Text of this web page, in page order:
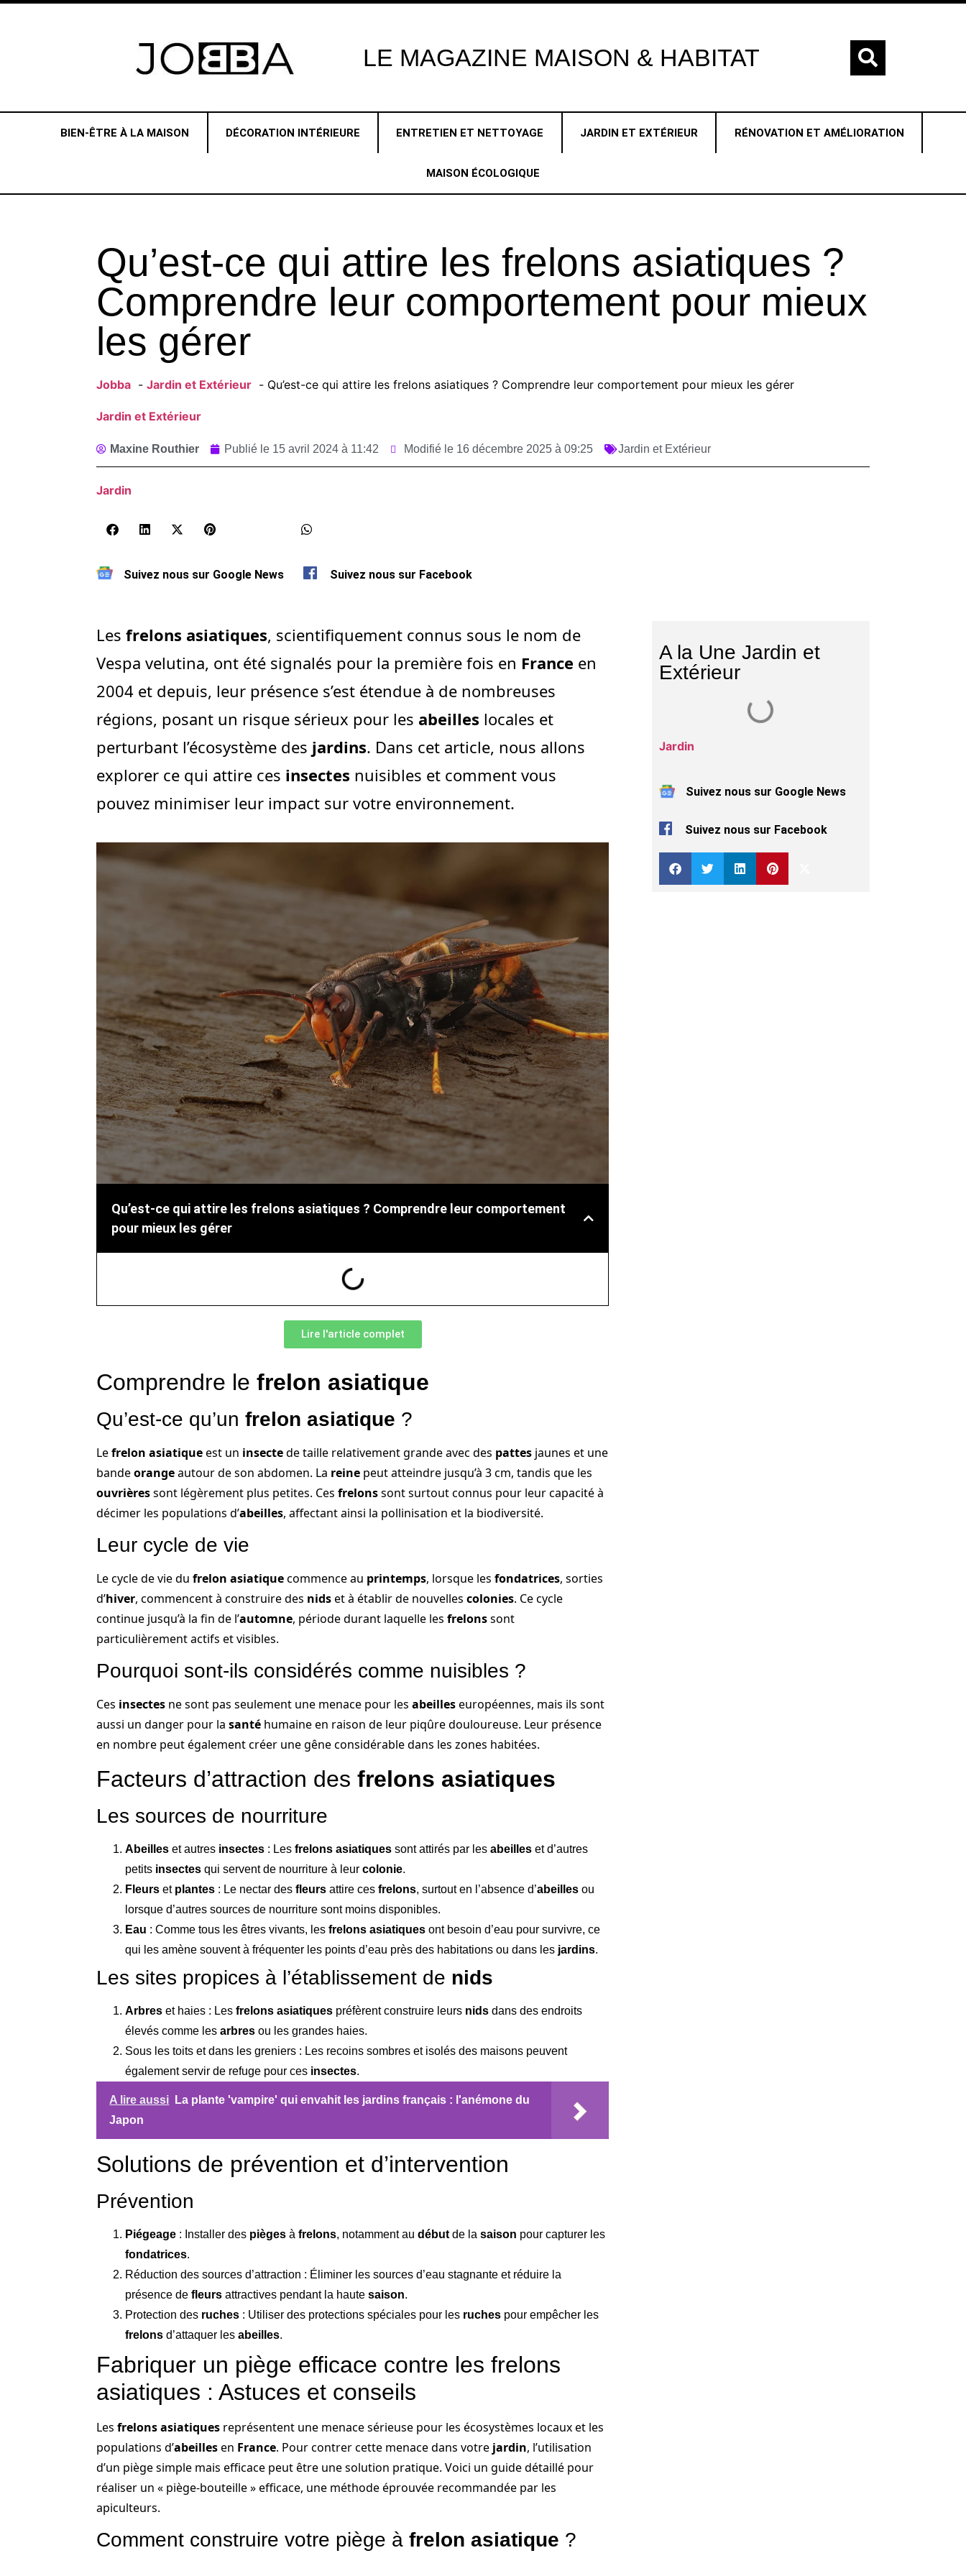
LE MAGAZINE MAISON & HABITAT
BIEN-ÊTRE À LA MAISON DÉCORATION INTÉRIEURE ENTRETIEN ET NETTOYAGE JARDIN ET EXTÉRIEUR RÉNOVATION ET AMÉLIORATION
MAISON ÉCOLOGIQUE
Qu’est-ce qui attire les frelons asiatiques ?
Comprendre leur comportement pour mieux
les gérer
Jobba Jardin et Extérieur Qu’est-ce qui attire les frelons asiatiques ? Comprendre leur comportement pour mieux les gérer
Jardin et Extérieur
Maxine Routhier Publié le 15 avril 2024 à 11:42 Modifié le 16 décembre 2025 à 09:25 Jardin et Extérieur
Jardin
Suivez nous sur Google News Suivez nous sur Facebook
Lesfrelons asiatiques, scientifiquement connus sous le nom de
Vespa velutina, ont été signalés pour la première fois en France en
2004 et depuis, leur présence s’est étendue à de nombreuses
régions, posant un risque sérieux pour les abeilles locales et
perturbant l’écosystème des jardins. Dans cet article, nous allons
explorer ce qui attire ces insectes nuisibles et comment vous
pouvez minimiser leur impact sur votre environnement.
Qu’est-ce qui attire les frelons asiatiques ? Comprendre leur comportement
pour mieux les gérer
Lire l'article complet
Comprendre lefrelon asiatique
Qu’est-ce qu’unfrelon asiatique ?
Lefrelon asiatiqueest un insectede taille relativement grande avec des pattes jaunes et une
bandeorangeautour de son abdomen. La reine peut atteindre jusqu’à 3 cm, tandis que les
ouvrièressont légèrement plus petites. Cesfrelonssont surtout connus pour leur capacité à
décimer les populations d’abeilles, affectant ainsi la pollinisation et la biodiversité.
Leur cycle de vie
Le cycle de vie dufrelon asiatiquecommence au printemps, lorsque lesfondatrices, sorties
d’hiver, commencent à construire des nidset à établir de nouvellescolonies. Ce cycle
continue jusqu’à la fin de l’automne, période durant laquelle lesfrelonssont
particulièrement actifs et visibles.
Pourquoi sont-ils considérés comme nuisibles ?
Ces insectes ne sont pas seulement une menace pour lesabeilleseuropéennes, mais ils sont
aussi un danger pour lasanté humaine en raison de leur piqûre douloureuse. Leur présence
en nombre peut également créer une gêne considérable dans les zones habitées.
Facteurs d’attraction desfrelons asiatiques
Les sources de nourriture
Abeilles et autres insectes : Lesfrelons asiatiques sont attirés par lesabeilles et d’autres
petits insectes qui servent de nourriture à leurcolonie.
Fleurs et plantes : Le nectar desfleurs attire cesfrelons, surtout en l’absence d’abeilles ou
lorsque d’autres sources de nourriture sont moins disponibles.
Eau : Comme tous les êtres vivants, lesfrelons asiatiques ont besoin d’eau pour survivre, ce
qui les amène souvent à fréquenter les points d’eau près des habitations ou dans les jardins.
Les sites propices à l’établissement de nids
Arbres et haies : Lesfrelons asiatiques préfèrent construire leurs nids dans des endroits
élevés comme lesarbres ou les grandes haies.
Sous les toits et dans les greniers : Les recoins sombres et isolés des maisons peuvent
également servir de refuge pour ces insectes.
A lire aussi
La plante 'vampire' qui envahit les jardins français : l'anémone du
Japon
Solutions de prévention et d’intervention
Prévention
Piégeage : Installer des pièges àfrelons, notamment audébut de lasaison pour capturer les
fondatrices.
Réduction des sources d’attraction : Éliminer les sources d’eau stagnante et réduire la
présence defleurs attractives pendant la hautesaison.
Protection des ruches : Utiliser des protections spéciales pour les ruches pour empêcher les
frelons d’attaquer lesabeilles.
Fabriquer un piège efficace contre les frelons
asiatiques : Astuces et conseils
Lesfrelons asiatiques représentent une menace sérieuse pour les écosystèmes locaux et les
populations d’abeillesen France. Pour contrer cette menace dans votre jardin, l’utilisation
d’un piège simple mais efficace peut être une solution pratique. Voici un guide détaillé pour
réaliser un « piège-bouteille » efficace, une méthode éprouvée recommandée par les
apiculteurs.
Comment construire votre piège àfrelon asiatique ?
A la Une Jardin et
Extérieur
Jardin
Suivez nous sur Google News
Suivez nous sur Facebook